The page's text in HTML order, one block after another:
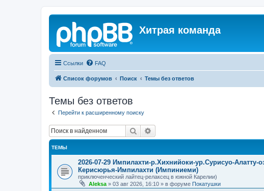
Хитрая команда
Ссылки FAQ
Список форумов Поиск Темы без ответов
Темы без ответов
Перейти к расширенному поиску
Поиск
ТЕМЫ
2026-07-29 Импилахти-р.Хихнийоки-ур.Сурисуо-
Керисюрья-Импилахти (Импиниеми)
приключенческий лайтец-релаксец в южной Карелии)
Aleksa » 03 авг 2026, 16:10 » в форуме Покатушки